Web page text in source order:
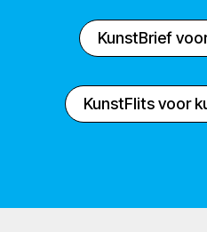
KunstBrief
KunstFlits voor